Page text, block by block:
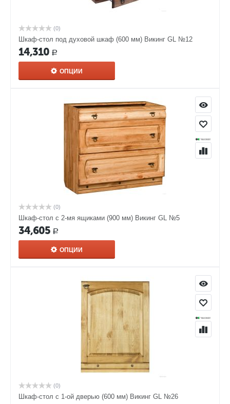
(0)
Шкаф-стол под духовой шкаф (600 мм) Викинг GL №12
14,310 Р
ОПЦИИ
(0)
Шкаф-стол с 2-мя ящиками (900 мм) Викинг GL №5
34,605 Р
ОПЦИИ
(0)
Шкаф-стол с 1-ой дверью (600 мм) Викинг GL №26